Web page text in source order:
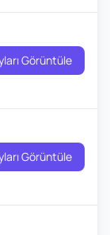
Görüntüle
Görüntüle